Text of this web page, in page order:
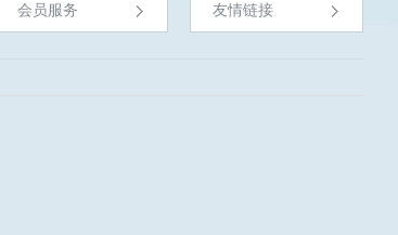
会员服务 友情链接